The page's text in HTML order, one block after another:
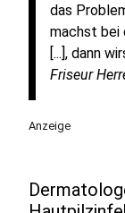
das
machst bei
[...], dann
Friseur
Anzeige